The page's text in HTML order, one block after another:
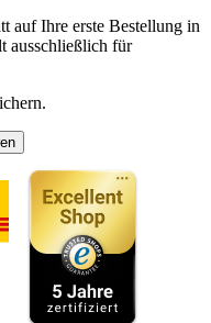
auf Ihre erste Bestellung in
ausschließlich für